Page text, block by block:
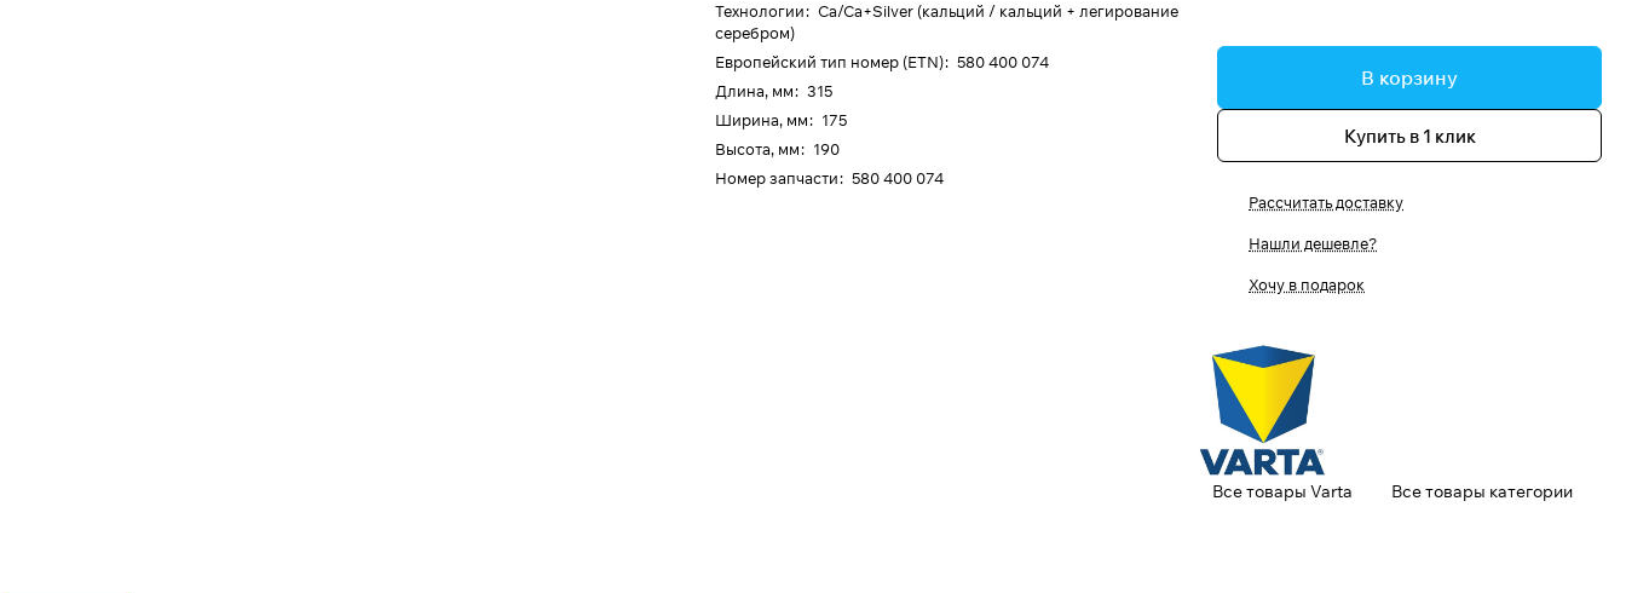
Технологии: Ca/Ca+Silver (кальций / кальций + легирование
серебром)
Европейский тип номер (ETN): 580 400 074
Длина, мм: 315
Ширина, мм: 175
Высота, мм: 190
Номер запчасти: 580 400 074
В корзину
Купить в 1 клик
Рассчитать доставку
Нашли дешевле?
Хочу в подарок
Все товары Varta Все товары категории